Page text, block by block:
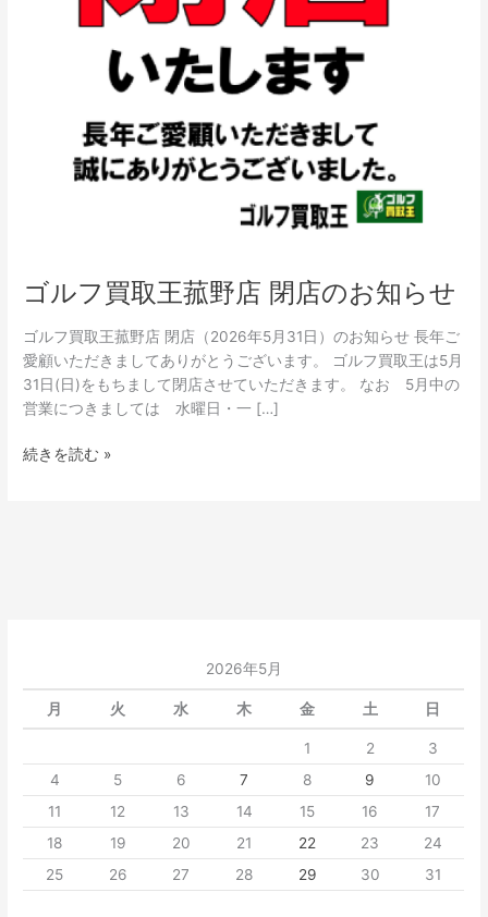
ゴルフ買取王菰野店 閉店のお知らせ
ゴルフ買取王菰野店 閉店（2026年5月31日）のお知らせ 長年ご
愛顧いただきましてありがとうございます。 ゴルフ買取王は5月
31日(日)をもちまして閉店させていただきます。 なお 5月中の
営業につきましては 水曜日・一 […]
続きを読む »
2026年5月
月 火 水 木 金 土 日
1 2
3
4
5 6 7 8 9
10
11
12 13 14 15 16
17
18
19 20 21 22 23
24
25
26 27 28 29 30 31